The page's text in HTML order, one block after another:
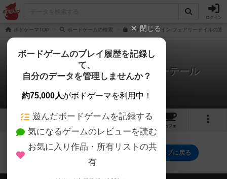
ログイン
ボドゲーマTOP ボードゲームの検索 ストーリーライン:フェアリーテイルの通
ストーリーライン：フェアリーテール
0件の戦略やコツ
3 2
カフェ
ストーリーライン：フェアリーテールのトップに戻る
閉じる
ボードゲームのプレイ履歴を記録し
て、
自分のデータを管理しませんか？
約75,000人がボドゲーマを利用中！
遊んだボードゲームを記録する
気になるゲームのレビューを読む
お気に入り作品・所有リストの共
有